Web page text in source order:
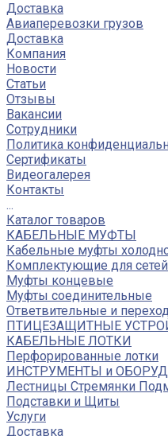
Доставка
Авиаперевозки грузов
Доставка
Компания
Новости
Статьи
Отзывы
Вакансии
Сотрудники
Политика
Сертификаты
Видеогалерея
Контакты
...
Каталог товаров
КАБЕЛЬНЫЕ МУФТЫ
Кабельные муфты
Комплектующие для
Муфты концевые
Муфты соединительные
Ответвительные и
ПТИЦЕЗАЩИТНЫЕ
КАБЕЛЬНЫЕ ЛОТКИ
Перфорированные лотки
ИНСТРУМЕНТЫ и
Лестницы Стремянки
Подставки и Щиты
Услуги
Доставка